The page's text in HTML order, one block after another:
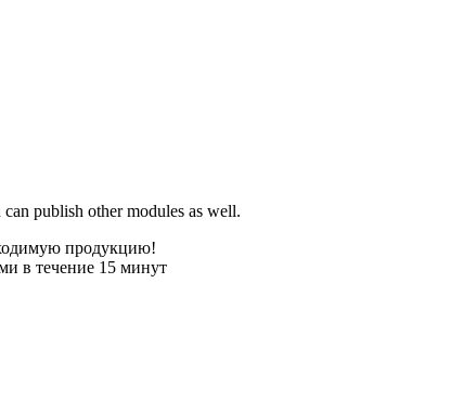
publish other modules as well.
продукцию!
в течение 15 минут